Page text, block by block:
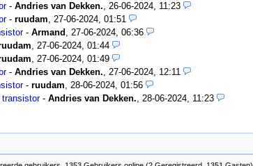
- Andries van Dekken., 26-06-2024, 11:23
- ruudam, 27-06-2024, 01:51
- Armand , 27-06-2024, 06:36
, 27-06-2024, 01:44
, 27-06-2024, 01:49
- Andries van Dekken., 27-06-2024, 12:11
- ruudam, 28-06-2024, 01:56
transistor- Andries van Dekken., 28-06-2024, 11:23